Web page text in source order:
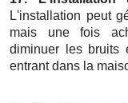
L'installation peut
mais une fois
diminuer les bruits
entrant dans la